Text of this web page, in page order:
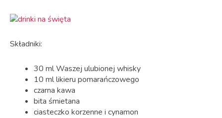
Składniki:
30 ml Waszej ulubionej whisky
10 ml likieru pomarańczowego
czarna kawa
bita śmietana
ciasteczko korzenne i cynamon